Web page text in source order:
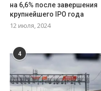
на 6,6% после завершения
крупнейшего IPO года
12 июля, 2024
4